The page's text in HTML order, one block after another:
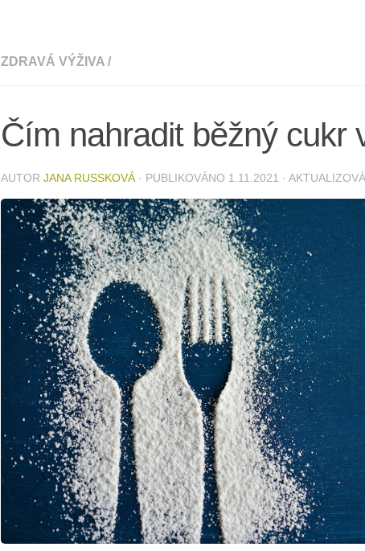
ZDRAVÁ VÝŽIVA /
Čím nahradit běžný cukr
AUTOR JANA RUSSKOVÁ · PUBLIKOVÁNO 1.11.2021 ·